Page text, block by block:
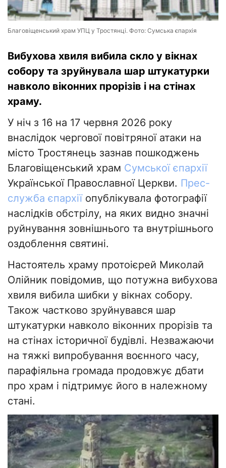
Благовіщенський храм УПЦ у Тростянці. Фото: Сумська єпархія
Вибухова хвиля вибила скло у вікнах
собору та зруйнувала шар штукатурки
навколо віконних прорізів і на стінах
храму.
У ніч з 16 на 17 червня 2026 року
внаслідок чергової повітряної атаки на
місто Тростянець зазнав пошкоджень
Благовіщенський храм Сумської єпархії
Української Православної Церкви. Прес-
служба єпархіїопублікувала фотографії
наслідків обстрілу, на яких видно значні
руйнування зовнішнього та внутрішнього
оздоблення святині.
Настоятель храму протоієрей Миколай
Олійник повідомив, що потужна вибухова
хвиля вибила шибки у вікнах собору.
Також частково зруйнувався шар
штукатурки навколо віконних прорізів та
на стінах історичної будівлі. Незважаючи
на тяжкі випробування воєнного часу,
парафіяльна громада продовжує дбати
про храм і підтримує його в належному
стані.